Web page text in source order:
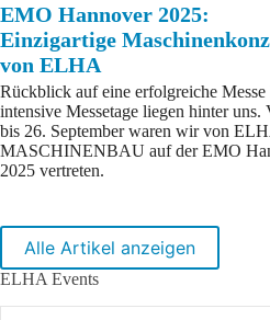
EMO Hannover 2025:
Einzigartige
von ELHA
Rückblick auf eine erfolgreiche
intensive Messetage liegen hinter uns.
bis 26. September waren wir von
MASCHINENBAU auf der EMO
2025 vertreten.
Alle Artikel anzeigen
ELHA Events